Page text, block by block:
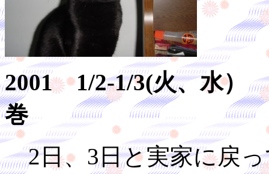
2001 1/2-1/3(火、水）
巻
2日、3日と実家に戻っ